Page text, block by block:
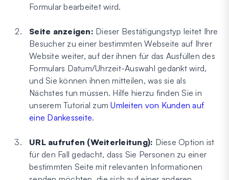
Formular bearbeitet wird.
Seite anzeigen: Dieser Bestätigungstyp leitet Ihre
Besucher zu einer bestimmten Webseite auf Ihrer
Website weiter, auf der ihnen für das Ausfüllen des
Formulars Datum/Uhrzeit-Auswahl gedankt wird,
und Sie können ihnen mitteilen, was sie als
Nächstes tun müssen. Hilfe hierzu finden Sie in
unserem Tutorial zumUmleiten von Kunden auf
eine Dankesseite.
URL aufrufen (Weiterleitung): Diese Option ist
für den Fall gedacht, dass Sie Personen zu einer
bestimmten Seite mit relevanten Informationen